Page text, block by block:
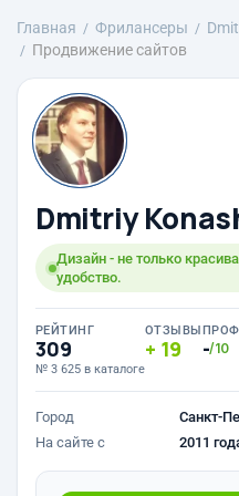
Главная Фрилансеры
Продвижение сайтов
Dmitriy
Дизайн - не только
удобство.
РЕЙТИНГ
309
№ 3 625 в каталоге
ОТЗЫВЫ
19 -/10
Город
Санкт-
На сайте с
2011